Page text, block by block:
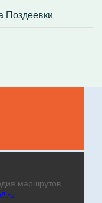
Поздеевки
маршрутов